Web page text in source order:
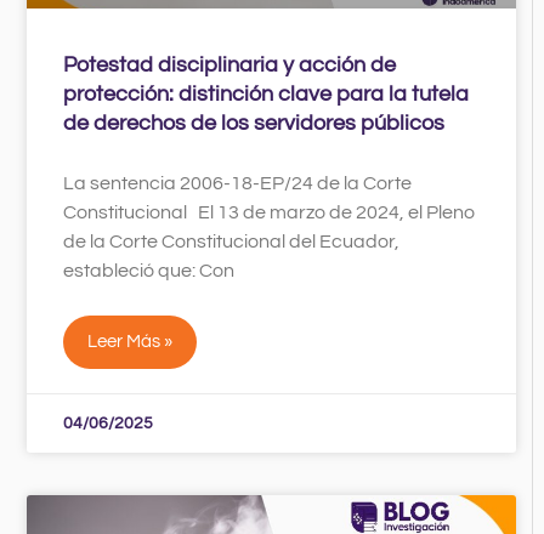
Potestad disciplinaria y acción de
protección: distinción clave para la tutela
de derechos de los servidores públicos
La sentencia 2006-18-EP/24 de la Corte
Constitucional El 13 de marzo de 2024, el Pleno
de la Corte Constitucional del Ecuador,
estableció que: Con
Leer Más »
04/06/2025